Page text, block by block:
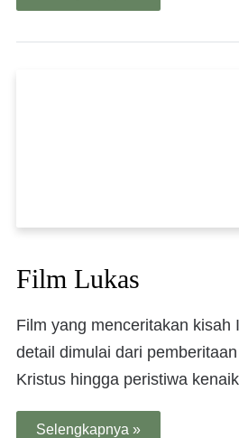
Film Lukas
Film yang menceritakan kisah
detail dimulai dari
Kristus hingga peristiwa
Selengkapnya »